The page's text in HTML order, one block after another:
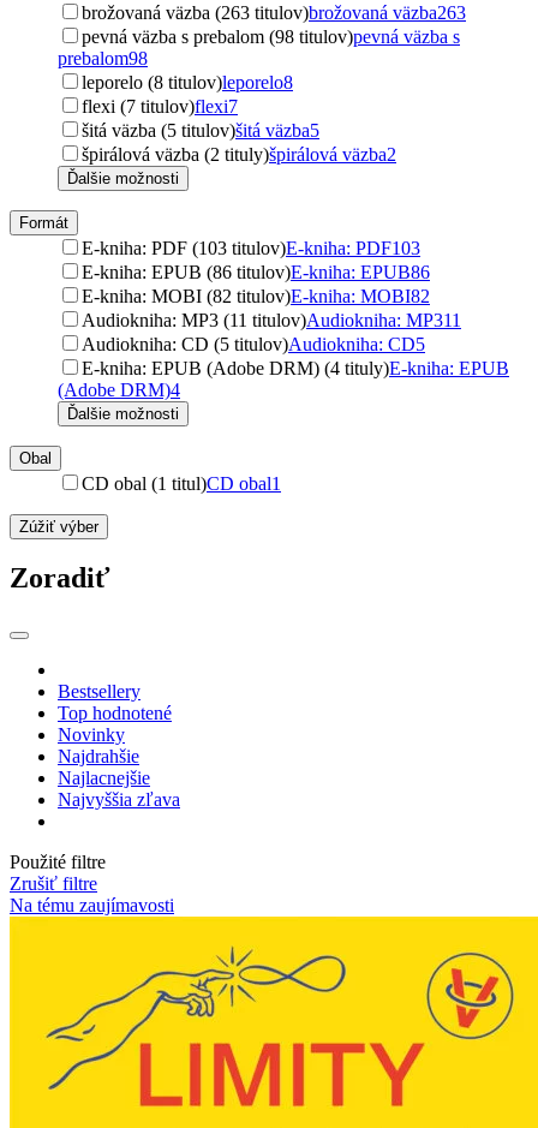
brožovaná väzba (263 titulov)brožovaná väzba263
pevná väzba s prebalom (98 titulov)pevná väzba s
prebalom98
leporelo (8 titulov)leporelo8
flexi (7 titulov)flexi7
šitá väzba (5 titulov)šitá väzba5
špirálová väzba (2 tituly)špirálová väzba2
Ďalšie možnosti
Formát
E-kniha: PDF (103 titulov)E-kniha: PDF103
E-kniha: EPUB (86 titulov)E-kniha: EPUB86
E-kniha: MOBI (82 titulov)E-kniha: MOBI82
Audiokniha: MP3 (11 titulov)Audiokniha: MP311
Audiokniha: CD (5 titulov)Audiokniha: CD5
E-kniha: EPUB (Adobe DRM) (4 tituly)E-kniha: EPUB
(Adobe DRM)4
Ďalšie možnosti
Obal
CD obal (1 titul)CD obal1
Zúžiť výber
Zoradiť
Bestsellery
Top hodnotené
Novinky
Najdrahšie
Najlacnejšie
Najvyššia zľava
Použité filtre
Zrušiť filtre
Na tému zaujímavosti